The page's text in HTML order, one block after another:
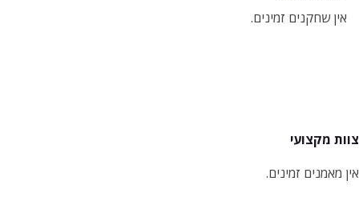
אין שחקנים זמינים.
צוות מקצועי
אין מאמנים זמינים.